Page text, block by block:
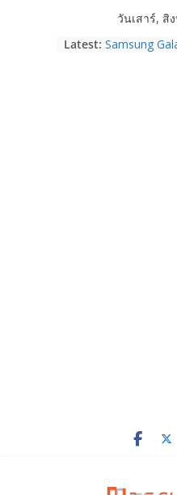
วันเสาร์, สิ
Latest: Samsung